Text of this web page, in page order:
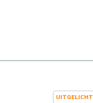
UITGELICHT